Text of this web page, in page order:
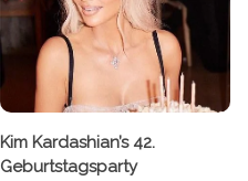
Kim Kardashian’s 42.
Geburtstagsparty